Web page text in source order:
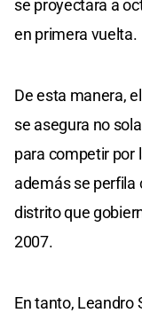
se proyectara a
en primera vuelta.
De esta manera,
se asegura no
para competir por
además se perfila
distrito que
2007.
En tanto, Leandro